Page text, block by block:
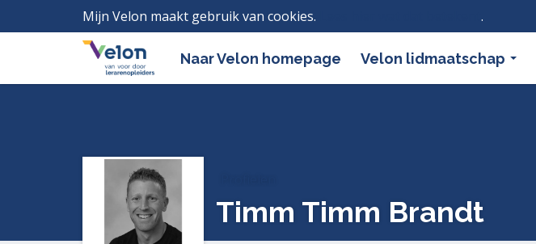
Mijn Velon maakt gebruik van cookies. .
Naar Velon homepage Velon lidmaatschap
Timm Timm Brandt